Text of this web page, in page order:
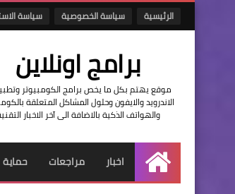
الرئيسية سياسة الخصوصية سياسة
برامج اونلاين
موقع يهتم بكل ما يخص برامج الكومبيوتر
الاندرويد والايفون وحلول المشاكل المتعلقة
والهواتف الذكية بالاضافة الى آخر الاخبار
الرئيسية
اخبار مراجعات حماية